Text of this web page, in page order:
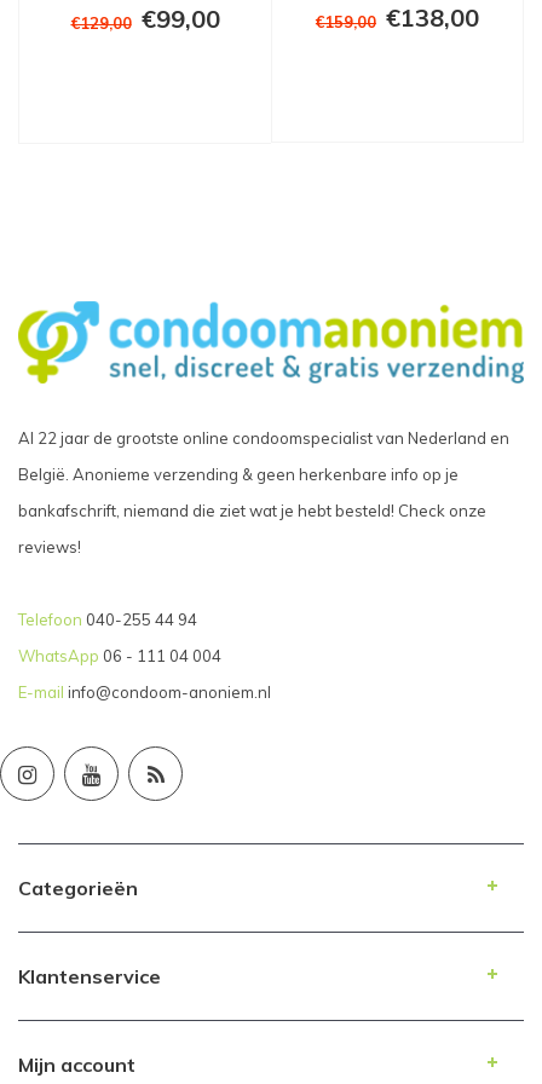
€129,00 €99,00 €159,00 €138,00
Al 22 jaar de grootste online condoomspecialist van Nederland en
België. Anonieme verzending & geen herkenbare info op je
bankafschrift, niemand die ziet wat je hebt besteld! Check onze
reviews!
Telefoon 040-255 44 94
WhatsApp 06 - 111 04 004
E-mail info@condoom-anoniem.nl
Categorieën
Klantenservice
Mijn account